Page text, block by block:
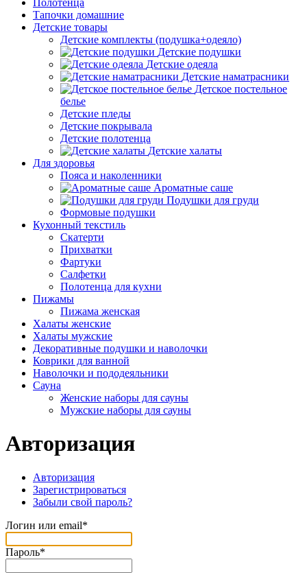
Полотенца
Тапочки домашние
Детские товары
Детские комплекты (подушка+одеяло)
Детские подушки
Детские одеяла
Детские наматрасники
Детское постельное
белье
Детские пледы
Детские покрывала
Детские полотенца
Детские халаты
Для здоровья
Пояса и наколенники
Ароматные саше
Подушки для груди
Формовые подушки
Кухонный текстиль
Скатерти
Прихватки
Фартуки
Салфетки
Полотенца для кухни
Пижамы
Пижама женская
Халаты женские
Халаты мужские
Декоративные подушки и наволочки
Коврики для ванной
Наволочки и пододеяльники
Сауна
Женские наборы для сауны
Мужские наборы для сауны
Авторизация
Авторизация
Зарегистрироваться
Забыли свой пароль?
Логин или email*
Пароль*